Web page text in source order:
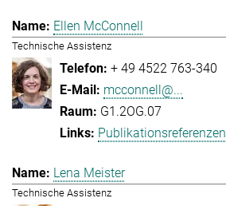
Ellen McConnell
Technische Assistenz
+ 49 4522 763-340
mcconnell@...
G1.2OG.07
Publikationsreferenzen
Lena Meister
Technische Assistenz